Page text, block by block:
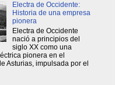
Electra de Occidente:
Historia de una empresa
pionera
Electra de Occidente
nació a principios del
siglo XX como una
pionera en el
Asturias, impulsada por el